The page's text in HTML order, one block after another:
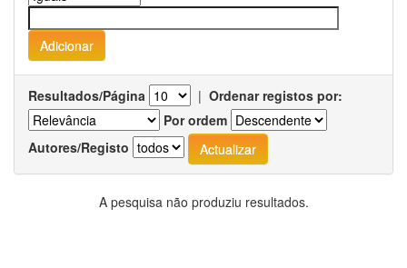
Resultados/Página | Ordenar registos por:
Por ordem
Autores/Registo
A pesquisa não produziu resultados.